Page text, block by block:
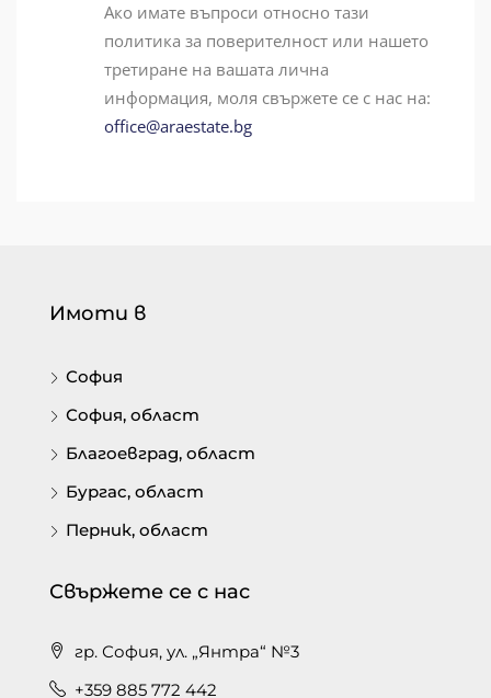
Ако имате въпроси относно тази
политика за поверителност или нашето
третиране на вашата лична
информация, моля свържете се с нас на:
office@araestate.bg
Имоти в
София
София, област
Благоевград, област
Бургас, област
Перник, област
Свържете се с нас
гр. София, ул. „Янтра“ №3
+359 885 772 442